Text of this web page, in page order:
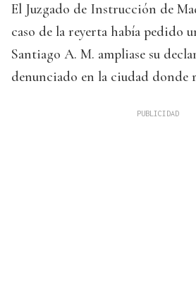
El Juzgado de Instrucción de
caso de la reyerta había pedido
Santiago A. M. ampliase su
denunciado en la ciudad donde